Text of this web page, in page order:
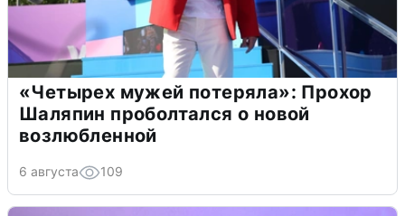
«Четырех мужей потеряла»: Прохор
Шаляпин проболтался о новой
возлюбленной
6 августа 109